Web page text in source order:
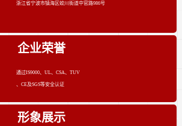
浙江省宁波市镇海区蛟川街道中官路986号
企业荣誉
通过IS9000、UL、CSA、TUV
、CE及SGS等安全认证
形象展示